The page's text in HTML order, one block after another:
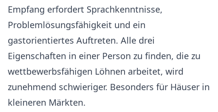
Empfang erfordert Sprachkenntnisse,
Problemlösungsfähigkeit und ein
gastorientiertes Auftreten. Alle drei
Eigenschaften in einer Person zu finden, die zu
wettbewerbsfähigen Löhnen arbeitet, wird
zunehmend schwieriger. Besonders für Häuser in
kleineren Märkten.